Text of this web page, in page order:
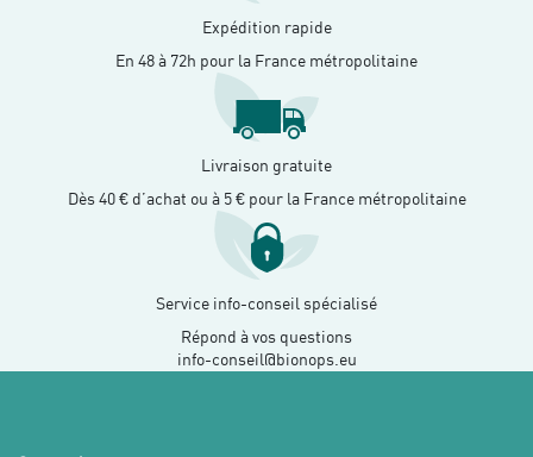
Expédition rapide
En 48 à 72h pour la France métropolitaine
Livraison gratuite
Dès 40 € d’achat ou à 5 € pour la France métropolitaine
Service info-conseil spécialisé
Répond à vos questions
info-conseil@bionops.eu